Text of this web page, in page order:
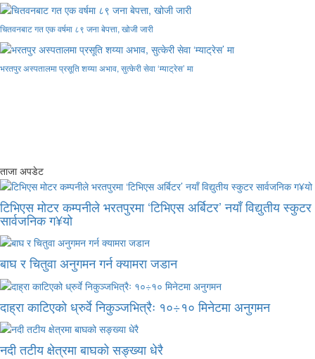
चितवनबाट गत एक वर्षमा ८९ जना बेपत्ता, खोजी जारी
भरतपुर अस्पतालमा प्रसूति शय्या अभाव, सुत्केरी सेवा ‘म्याट्रेस’ मा
ताजा अपडेट
टिभिएस मोटर कम्पनीले भरतपुरमा ‘टिभिएस अर्बिटर’ नयाँ विद्युतीय स्कुटर
सार्वजनिक ग¥यो
बाघ र चितुवा अनुगमन गर्न क्यामरा जडान
दाह्रा काटिएको ध्रुर्वे निकुञ्जभित्रैः १०÷१० मिनेटमा अनुगमन
नदी तटीय क्षेत्रमा बाघको सङ्ख्या धेरै